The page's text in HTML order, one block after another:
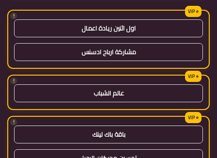
!
اول اثنين ريادة اعمال
مشاركة ارباح ادسنس
!
عالم الشباب
!
باقة باك لينك